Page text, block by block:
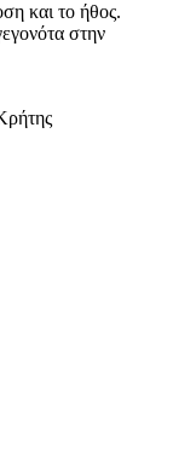
και το ήθος.
στην